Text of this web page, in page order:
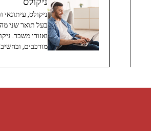
בעל תואר שני
ואזורי משבר.
מורכבים,